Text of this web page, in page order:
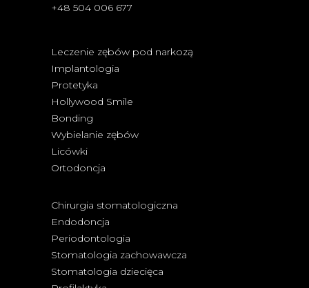
+48 504 006 677
Leczenie zębów pod narkozą
Implantologia
Protetyka
Hollywood Smile
Bonding
Wybielanie zębów
Licówki
Ortodoncja
Chirurgia stomatologiczna
Endodoncja
Periodontologia
Stomatologia zachowawcza
Stomatologia dziecięca